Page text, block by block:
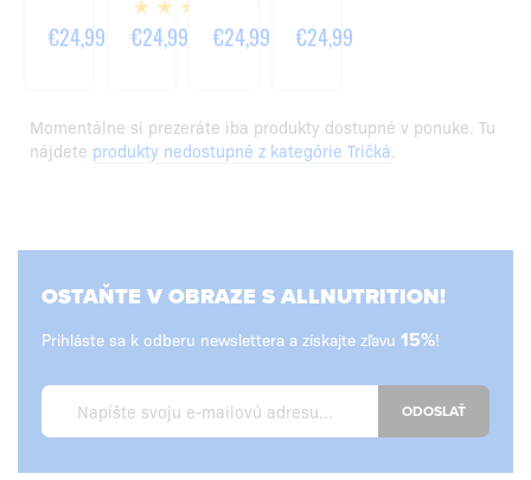
€24,99
WASHED
MINT
€24,99 PINK
€24,99 BLUE
€24,99
Momentálne si prezeráte iba produkty dostupné v ponuke. Tu
nájdete produkty nedostupné z kategórie Tričká
OSTAŇTE V OBRAZE S ALLNUTRITION!
Prihláste sa k odberu newslettera a získajte zľavu 15%!
ODOSLAŤ